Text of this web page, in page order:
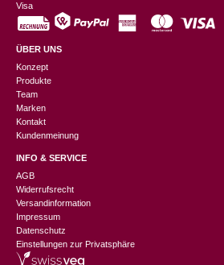
Visa
ÜBER UNS
Konzept
Produkte
Team
Marken
Kontakt
Kundenmeinung
INFO & SERVICE
AGB
Widerrufsrecht
Versandinformation
Impressum
Datenschutz
Einstellungen zur Privatsphäre